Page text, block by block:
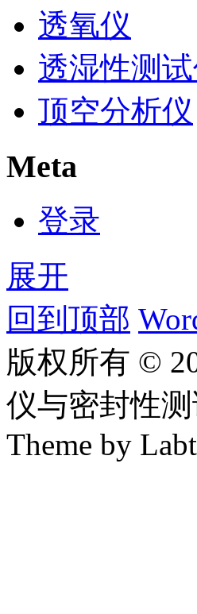
透氧仪
透湿性测
顶空分析仪
Meta
登录
展开
回到顶部
版权所有 ©
仪与密封性
Theme by